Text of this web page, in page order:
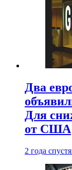
Два
Для
от США
2 года спустя